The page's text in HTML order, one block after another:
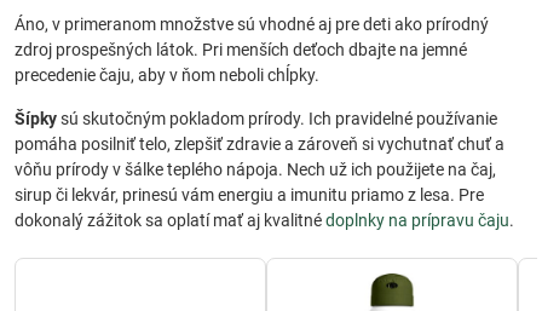
Áno, v primeranom množstve sú vhodné aj pre deti ako prírodný
zdroj prospešných látok. Pri menších deťoch dbajte na jemné
precedenie čaju, aby v ňom neboli chĺpky.
Šípkysú skutočným pokladom prírody. Ich pravidelné používanie
pomáha posilniť telo, zlepšiť zdravie a zároveň si vychutnať chuť a
vôňu prírody v šálke teplého nápoja. Nech už ich použijete na čaj,
sirup či lekvár, prinesú vám energiu a imunitu priamo z lesa. Pre
dokonalý zážitok sa oplatí mať aj kvalitnédoplnky na prípravu čaju.